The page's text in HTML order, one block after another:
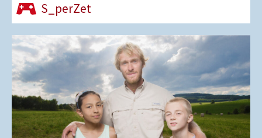
S_perZet